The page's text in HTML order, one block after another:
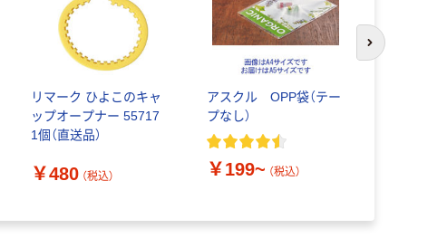
リマーク ひよこのキャ
ップオープナー 55717
1個（直送品）
￥480 （税込）
アスクル OPP袋（テー
プなし）
￥199~ （税込）
次のスライド